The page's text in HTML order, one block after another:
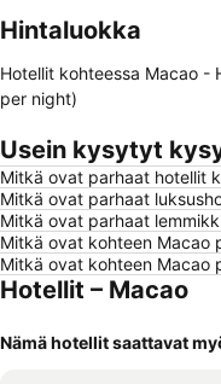
Hintaluokka
Hotellit kohteessa Macao -
per night)
Usein kysytyt
Mitkä ovat parhaat hotellit
Mitkä ovat parhaat
Mitkä ovat parhaat
Mitkä ovat kohteen Macao
Mitkä ovat kohteen Macao
Hotellit – Macao
Nämä hotellit saattavat